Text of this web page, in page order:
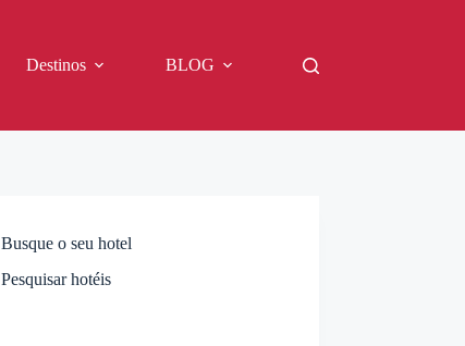
Destinos BLOG
Busque o seu hotel
Pesquisar hotéis